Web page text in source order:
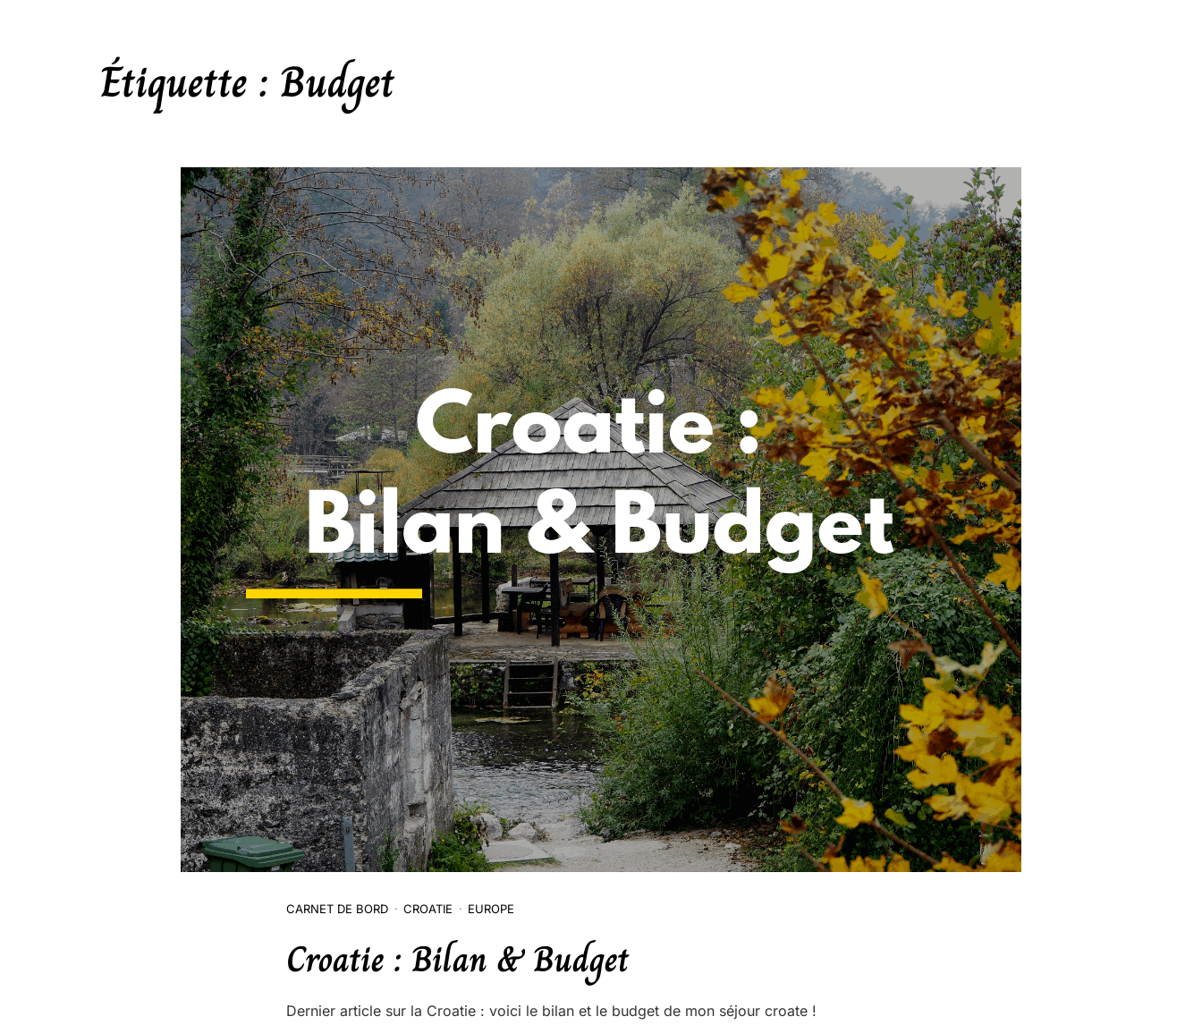
Étiquette : Budget
CARNET DE BORD CROATIE EUROPE
Croatie : Bilan & Budget
Dernier article sur la Croatie : voici le bilan et le budget de mon séjour croate !